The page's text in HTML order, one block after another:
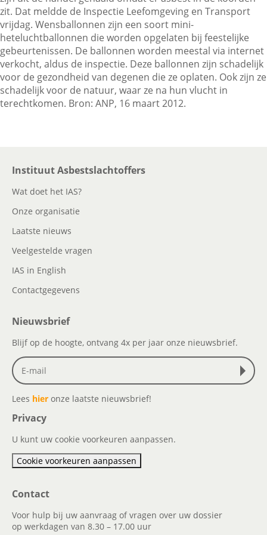
Contactgegevens
Zoeken
zit. Dat meldde de Inspectie Leefomgeving en Transport
vrijdag. Wensballonnen zijn een soort mini-
heteluchtballonnen die worden opgelaten bij feestelijke
gebeurtenissen. De ballonnen worden meestal via internet
verkocht, aldus de inspectie. Deze ballonnen zijn schadelijk
voor de gezondheid van degenen die ze oplaten. Ook zijn ze
schadelijk voor de natuur, waar ze na hun vlucht in
terechtkomen. Bron: ANP, 16 maart 2012.
Instituut Asbestslachtoffers
Wat doet het IAS?
Onze organisatie
Laatste nieuws
Veelgestelde vragen
IAS in English
Contactgegevens
Nieuwsbrief
Blijf op de hoogte, ontvang 4x per jaar onze nieuwsbrief.
Lees hier onze laatste nieuwsbrief!
Privacy
U kunt uw cookie voorkeuren aanpassen.
Cookie voorkeuren aanpassen
Contact
Voor hulp bij uw aanvraag of vragen over uw dossier
op werkdagen van 8.30 – 17.00 uur